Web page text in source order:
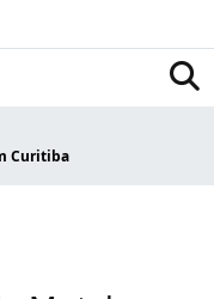
Curitiba